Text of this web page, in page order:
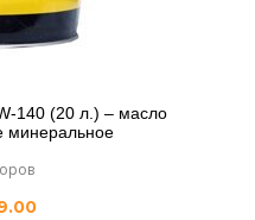
140 (20 л.) – масло
минеральное